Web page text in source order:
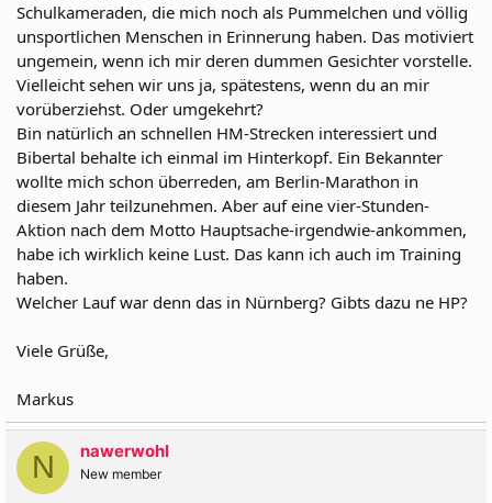
Schulkameraden, die mich noch als Pummelchen und völlig
unsportlichen Menschen in Erinnerung haben. Das motiviert
ungemein, wenn ich mir deren dummen Gesichter vorstelle.
Vielleicht sehen wir uns ja, spätestens, wenn du an mir
vorüberziehst. Oder umgekehrt?
Bin natürlich an schnellen HM-Strecken interessiert und
Bibertal behalte ich einmal im Hinterkopf. Ein Bekannter
wollte mich schon überreden, am Berlin-Marathon in
diesem Jahr teilzunehmen. Aber auf eine vier-Stunden-
Aktion nach dem Motto Hauptsache-irgendwie-ankommen,
habe ich wirklich keine Lust. Das kann ich auch im Training
haben.
Welcher Lauf war denn das in Nürnberg? Gibts dazu ne HP?
Viele Grüße,
Markus
N nawerwohl
New member